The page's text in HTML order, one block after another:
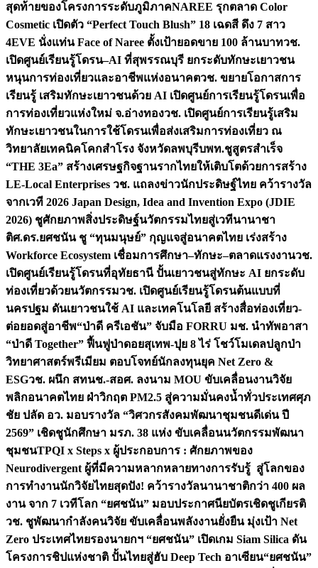
สุดท้ายของโครงการระดับภูมิภาคNAREE รุกตลาด Color
Cosmetic เปิดตัว “Perfect Touch Blush” 18 เฉดสี ดึง 7 สาว
4EVE นั่งแท่น Face of Naree ตั้งเป้ายอดขาย 100 ล้านบาทวช.
เปิดศูนย์เรียนรู้โดรน–AI ที่สุพรรณบุรี ยกระดับทักษะเยาวชน
หนุนการท่องเที่ยวและอาชีพแห่งอนาคตวช. ขยายโอกาสการ
เรียนรู้ เสริมทักษะเยาวชนด้วย AI เปิดศูนย์การเรียนรู้โดรนเพื่อ
การท่องเที่ยวแห่งใหม่ จ.อ่างทองวช. เปิดศูนย์การเรียนรู้เสริม
ทักษะเยาวชนในการใช้โดรนเพื่อส่งเสริมการท่องเที่ยว ณ
วิทยาลัยเทคนิคโคกสำโรง จังหวัดลพบุรีบพท.ชูสูตรสำเร็จ
“THE 3Ea” สร้างเศรษฐกิจฐานรากไทยให้เติบโตด้วยการสร้าง
LE-Local Enterprises วช. แถลงข่าวนักประดิษฐ์ไทย คว้ารางวัล
จากเวที 2026 Japan Design, Idea and Invention Expo (JDIE
2026) ชูศักยภาพสิ่งประดิษฐ์นวัตกรรมไทยสู่เวทีนานาชา
ติศ.ดร.ยศชนัน ชู “ทุนมนุษย์” กุญแจสู่อนาคตไทย เร่งสร้าง
Workforce Ecosystem เชื่อมการศึกษา–ทักษะ–ตลาดแรงงานวช.
เปิดศูนย์เรียนรู้โดรนที่อุทัยธานี ปั้นเยาวชนสู่ทักษะ AI ยกระดับ
ท่องเที่ยวด้วยนวัตกรรมวช. เปิดศูนย์เรียนรู้โดรนต้นแบบที่
นครปฐม ดันเยาวชนใช้ AI และเทคโนโลยี สร้างสื่อท่องเที่ยว-
ต่อยอดสู่อาชีพ“ป่าดี ครีเอชัน” จับมือ FORRU มช. นำทัพอาสา
“ป่าดี Together” ฟื้นฟูป่าดอยสุเทพ-ปุย 8 ไร่ โชว์โมเดลปลูกป่า
วิทยาศาสตร์พรีเมียม ตอบโจทย์นักลงทุนยุค Net Zero &
ESGวช. ผนึก สทนช.-สอศ. ลงนาม MOU ขับเคลื่อนงานวิจัย
พลิกอนาคตไทย ฝ่าวิกฤต PM2.5 สู่ความมั่นคงน้ำทั่วประเทศศุภ
ชัย ปลัด อว. มอบรางวัล “วิศวกรสังคมพัฒนาชุมชนดีเด่น ปี
2569” เชิดชูนักศึกษา มรภ. 38 แห่ง ขับเคลื่อนนวัตกรรมพัฒนา
ชุมชนTPQI x Steps x ผู้ประกอบการ : ศักยภาพของ
Neurodivergent ผู้ที่มีความหลากหลายทางการรับรู้ สู่โลกของ
การทำงานนักวิจัยไทยสุดปัง! คว้ารางวัลนานาชาติกว่า 400 ผล
งาน จาก 7 เวทีโลก “ยศชนัน” มอบประกาศนียบัตรเชิดชูเกียรติ
วช. ชูพัฒนากำลังคนวิจัย ขับเคลื่อนพลังงานยั่งยืน มุ่งเป้า Net
Zero ประเทศไทยรองนายกฯ “ยศชนัน” เปิดเกม Siam Silica ดัน
โครงการชิปแห่งชาติ ปั้นไทยสู่ฮับ Deep Tech อาเซียน“ยศชนัน”